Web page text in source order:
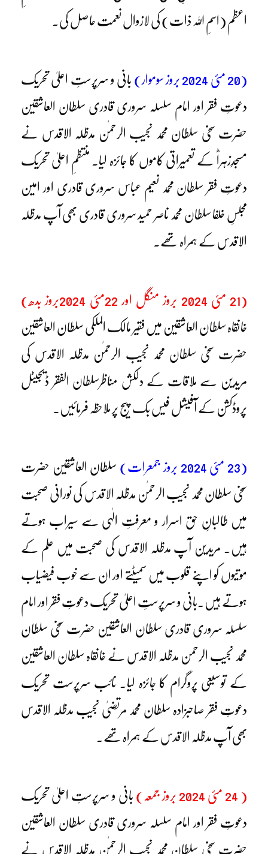
اعظم (اسمِ اللہ ذات) کی لازوال نعمت حاصل کی۔
(20 مئی 2024 بروز سوموار) بانی و سرپرستِ اعلیٰ تحریک
دعوتِ فقر اور امام سلسلہ سروری قادری سلطان العاشقین
حضرت سخی سلطان محمد نجیب الرحمٰن مدظلہ الاقدس نے
مسجدِزہراؓ کے تعمیراتی کاموں کا جائزہ لیا۔ منتظمِ اعلیٰ تحریک
دعوتِ فقر سلطان محمد نعیم عباس سروری قادری اور امین
مجلسِ خلفا سلطان محمد ناصر حمید سروری قادری بھی آپ مدظلہ
الاقدس کے ہمراہ تھے۔
(21 مئی 2024 بروز منگل اور 22مئی 2024بروز بدھ)
خانقاہ سلطان العاشقین میں فقیر مالک الملکی سلطان العاشقین
حضرت سخی سلطان محمد نجیب الرحمٰن مدظلہ الاقدس کی
مریدین سے ملاقات کے دلکش مناظرسلطان الفقر ڈیجیٹل
پروڈکشن کے آفیشل فیس بک پیج پر ملاحظہ فرمائیں۔
(23 مئی 2024 بروز جمعرات) سلطان العاشقین حضرت
سخی سلطان محمد نجیب الرحمٰن مدظلہ الاقدس کی نورانی صحبت
میں طالبانِ حق اسرار و معرفتِ الٰہی سے سیراب ہوتے
ہیں۔ مریدین آپ مدظلہ الاقدس کی صحبت میں علم کے
موتیوں کو اپنے قلوب میں سمیٹتے اور ان سے خوب فیضیاب
ہوتے ہیں۔بانی و سرپرستِ اعلیٰ تحریک دعوتِ فقر اور امام
سلسلہ سروری قادری سلطان العاشقین حضرت سخی سلطان
محمد نجیب الرحمن مدظلہ الاقدس نے خانقاہ سلطان العاشقین
کے توسیعی پروگرام کا جائزہ لیا۔ نائب سرپرست تحریک
دعوتِ فقر صاحبزادہ سلطان محمد مرتضیٰ نجیب مدظلہ الاقدس
بھی آپ مدظلہ الاقدس کے ہمراہ تھے۔
( 24 مئی 2024 بروز جمعہ) بانی و سرپرستِ اعلیٰ تحریک
دعوتِ فقر اور امام سلسلہ سروری قادری سلطان العاشقین
حضرت سخی سلطان محمد نجیب الرحمٰن مدظلہ الاقدس نے